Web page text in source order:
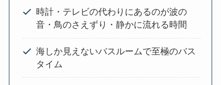
時計・テレビの代わりにあるのが波の
音・鳥のさえずり・静かに流れる時間
海しか見えないバスルームで至極のバス
タイム